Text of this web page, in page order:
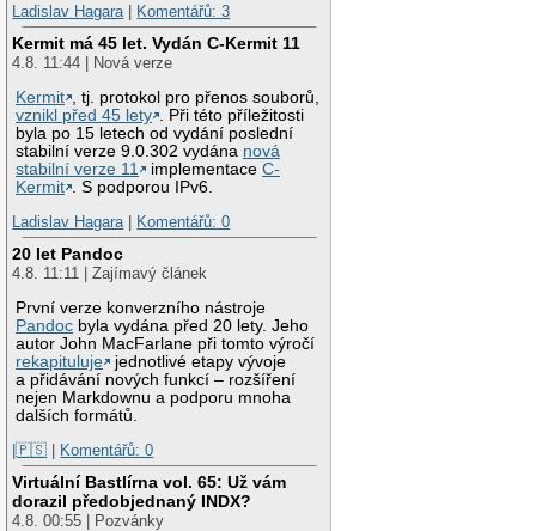
Ladislav Hagara| Komentářů: 3
Kermit má 45 let. Vydán C-Kermit 11
4.8. 11:44 | Nová verze
Kermit
, tj. protokol pro přenos souborů,
vznikl před 45 lety
. Při této příležitosti
byla po 15 letech od vydání poslední
stabilní verze 9.0.302 vydána nová
stabilní verze 11
implementaceC-
Kermit
. S podporou IPv6.
Ladislav Hagara| Komentářů: 0
20 let Pandoc
4.8. 11:11 | Zajímavý článek
První verze konverzního nástroje
Pandoc byla vydána před 20 lety. Jeho
autor John MacFarlane při tomto výročí
rekapituluje
jednotlivé etapy vývoje
a přidávání nových funkcí – rozšíření
nejen Markdownu a podporu mnoha
dalších formátů.
|🇵🇸
Komentářů: 0
Virtuální Bastlírna vol. 65: Už vám
dorazil předobjednaný INDX?
4.8. 00:55 | Pozvánky